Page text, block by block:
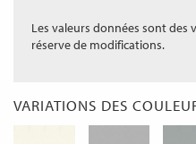
Les valeurs données sont des
réserve de modifications.
VARIATIONS DES